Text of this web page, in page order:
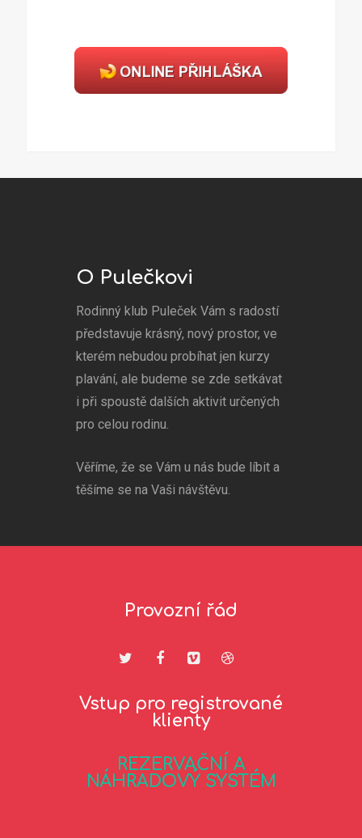
O Pulečkovi
Rodinný klub Puleček Vám s radostí
představuje krásný, nový prostor, ve
kterém nebudou probíhat jen kurzy
plavání, ale budeme se zde setkávat
i při spoustě dalších aktivit určených
pro celou rodinu.
Věříme, že se Vám u nás bude líbit a
těšíme se na Vaši návštěvu.
Provozní řád
Vstup pro registrované
klienty
REZERVAČNÍ A
NÁHRADOVÝ SYSTÉM